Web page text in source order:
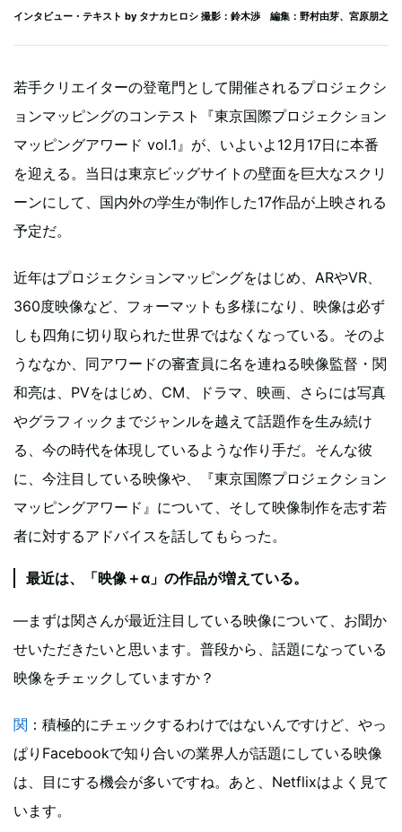
インタビュー・テキスト by タナカヒロシ 撮影：鈴木渉 編集：野村由芽、宮原朋之
若手クリエイターの登竜門として開催されるプロジェクシ
ョンマッピングのコンテスト『東京国際プロジェクション
マッピングアワード vol.1』が、いよいよ12月17日に本番
を迎える。当日は東京ビッグサイトの壁面を巨大なスクリ
ーンにして、国内外の学生が制作した17作品が上映される
予定だ。
近年はプロジェクションマッピングをはじめ、ARやVR、
360度映像など、フォーマットも多様になり、映像は必ず
しも四角に切り取られた世界ではなくなっている。そのよ
うななか、同アワードの審査員に名を連ねる映像監督・関
和亮は、PVをはじめ、CM、ドラマ、映画、さらには写真
やグラフィックまでジャンルを越えて話題作を生み続け
る、今の時代を体現しているような作り手だ。そんな彼
に、今注目している映像や、『東京国際プロジェクション
マッピングアワード』について、そして映像制作を志す若
者に対するアドバイスを話してもらった。
最近は、「映像＋α」の作品が増えている。
―まずは関さんが最近注目している映像について、お聞か
せいただきたいと思います。普段から、話題になっている
映像をチェックしていますか？
関 ：積極的にチェックするわけではないんですけど、やっ
ぱりFacebookで知り合いの業界人が話題にしている映像
は、目にする機会が多いですね。あと、Netflixはよく見て
います。